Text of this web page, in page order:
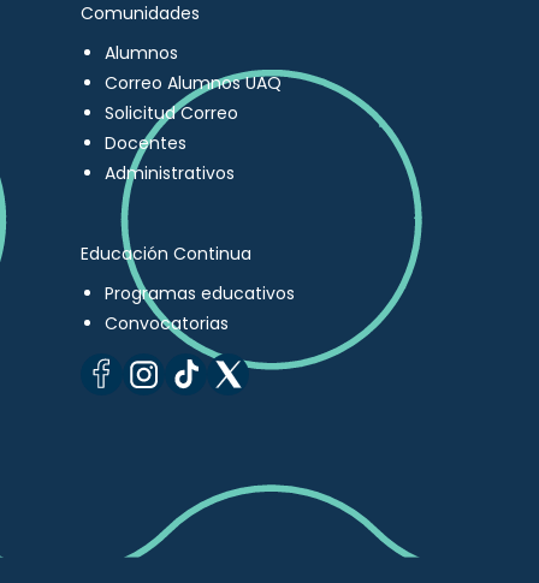
Comunidades
Alumnos
Correo Alumnos UAQ
Solicitud Correo
Docentes
Administrativos
Educación Continua
Programas educativos
Convocatorias